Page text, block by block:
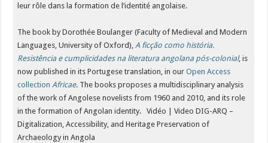
leur rôle dans la formation de l’identité angolaise.
The book by Dorothée Boulanger (Faculty of Medieval and Modern
Languages, University of Oxford),A ficção como história.
Resistência e cumplicidades na literatura angolana pós-colonial, is
now published in its Portugese translation, in ourOpen Access
collectionAfricae. The books proposes a multidisciplinary analysis
of the work of Angolese novelists from 1960 and 2010, and its role
in the formation of Angolan identity. Vidéo | Video DIG-ARQ –
Digitalization, Accessibility, and Heritage Preservation of
Archaeology in Angola